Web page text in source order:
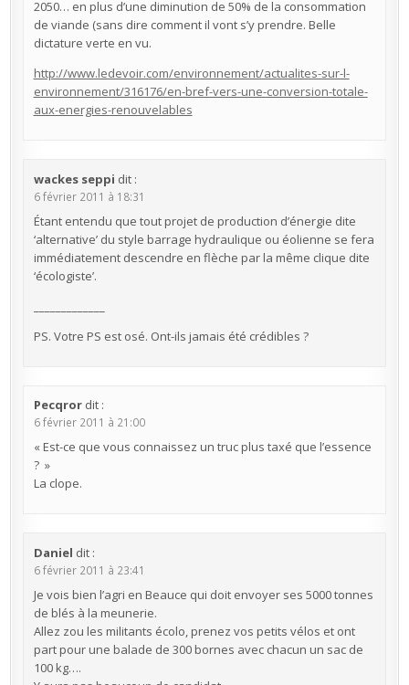
2050… en plus d’une diminution de 50% de la consommation
de viande (sans dire comment il vont s’y prendre. Belle
dictature verte en vu.
http://www.ledevoir.com/environnement/actualites-sur-l-
environnement/316176/en-bref-vers-une-conversion-totale-
aux-energies-renouvelables
wackes seppi dit :
6 février 2011 à 18:31
Étant entendu que tout projet de production d’énergie dite
‘alternative’ du style barrage hydraulique ou éolienne se fera
immédiatement descendre en flèche par la même clique dite
‘écologiste’.
PS. Votre PS est osé. Ont-ils jamais été crédibles ?
Pecqror dit :
6 février 2011 à 21:00
« Est-ce que vous connaissez un truc plus taxé que l’essence
? »
La clope.
Daniel dit :
6 février 2011 à 23:41
Je vois bien l’agri en Beauce qui doit envoyer ses 5000 tonnes
de blés à la meunerie.
Allez zou les militants écolo, prenez vos petits vélos et ont
part pour une balade de 300 bornes avec chacun un sac de
100 kg….